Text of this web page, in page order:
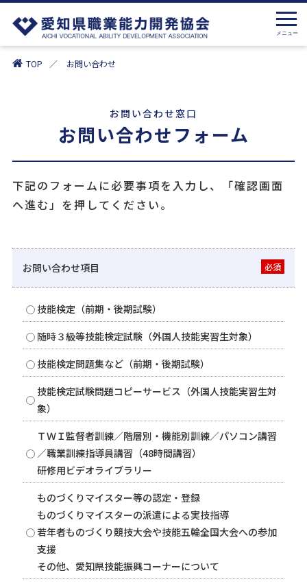
TOP お問い合わせ
お問い合わせ窓口
お問い合わせフォーム
下記のフォームに必要事項を入力し、「確認画面
へ進む」を押してください。
お問い合わせ項目 必須
技能検定（前期・後期試験）
随時３級等技能検定試験（外国人技能実習生対象）
技能検定問題集など（前期・後期試験）
技能検定試験問題コピーサービス（外国人技能実習生対
象）
ＴＷＩ監督者訓練／階層別・機能別訓練／パソコン講習
／職業訓練指導員講習（48時間講習）
研修用ビデオライブラリー
ものづくりマイスター等の認定・登録
ものづくりマイスターの派遣による実技指導
若年者ものづくり競技大会や技能五輪全国大会への参加
支援
その他、愛知県技能振興コーナーについて